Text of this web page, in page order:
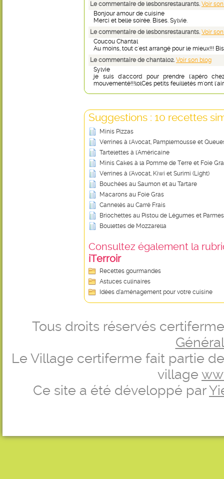
Le commentaire de lesbonsrestaurants. Voir
Bonjour amour de cuisine
Merci et belle soirée. Bises. Sylvie.
Le commentaire de lesbonsrestaurants. Voir
Coucou Chantal
Au moins, tout c'est arrangé pour le mieux!!!
Le commentaire de chantal02. Voir son blog
Sylvie
je suis d'accord pour prendre l'apéro
mouvementé!!!lolCes petits feuilletés m'ont
Suggestions : 10 recettes
Minis Pizzas
Verrines à l'Avocat, Pamplemousse et
Tartelettes à l'Américaine
Minis Cakes à la Pomme de Terre et Foie
Verrines à l’Avocat, Kiwi et Surimi (Light)
Bouchées au Saumon et au Tartare
Macarons au Foie Gras
Cannelés au Carré Frais
Briochettes au Pistou de Légumes et
Boulettes de Mozzarella
Consultez également la
iTerroir
Recettes gourmandes
Astuces culinaires
Idées d’aménagement pour votre cuisine
Tous droits réservés
Le Village certiferme fait partie
village
Ce site a été développé par